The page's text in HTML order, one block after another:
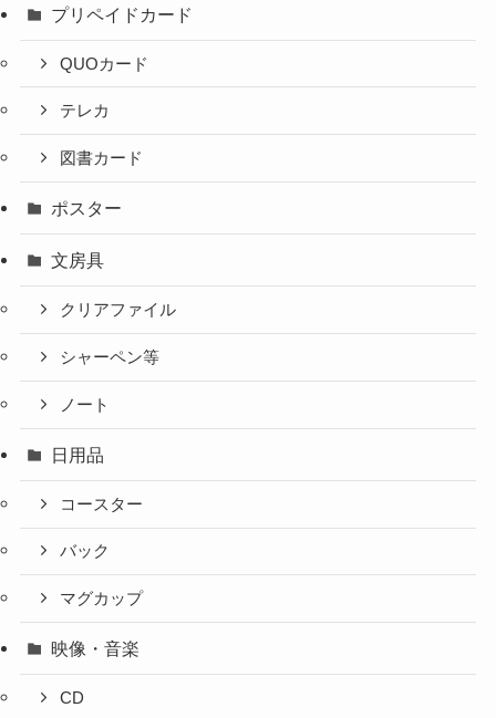
プリペイドカード
QUOカード
テレカ
図書カード
ポスター
文房具
クリアファイル
シャーペン等
ノート
日用品
コースター
バック
マグカップ
映像・音楽
CD